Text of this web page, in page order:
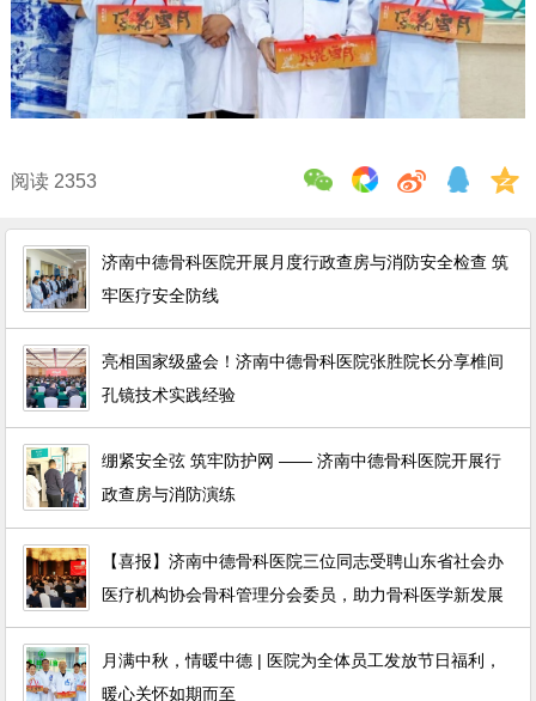
阅读 2353
济南中德骨科医院开展月度行政查房与消防安全检查 筑
牢医疗安全防线
亮相国家级盛会！济南中德骨科医院张胜院长分享椎间
孔镜技术实践经验
绷紧安全弦 筑牢防护网 —— 济南中德骨科医院开展行
政查房与消防演练
【喜报】济南中德骨科医院三位同志受聘山东省社会办
医疗机构协会骨科管理分会委员，助力骨科医学新发展
月满中秋，情暖中德 | 医院为全体员工发放节日福利，
暖心关怀如期而至